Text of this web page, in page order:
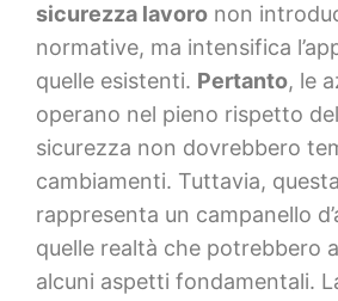
sicurezza lavoro non
normative, ma intensifica
quelle esistenti. Pertanto, le
operano nel pieno rispetto
sicurezza non dovrebbero
cambiamenti. Tuttavia,
rappresenta un campanello
quelle realtà che potrebbero
alcuni aspetti fondamentali.